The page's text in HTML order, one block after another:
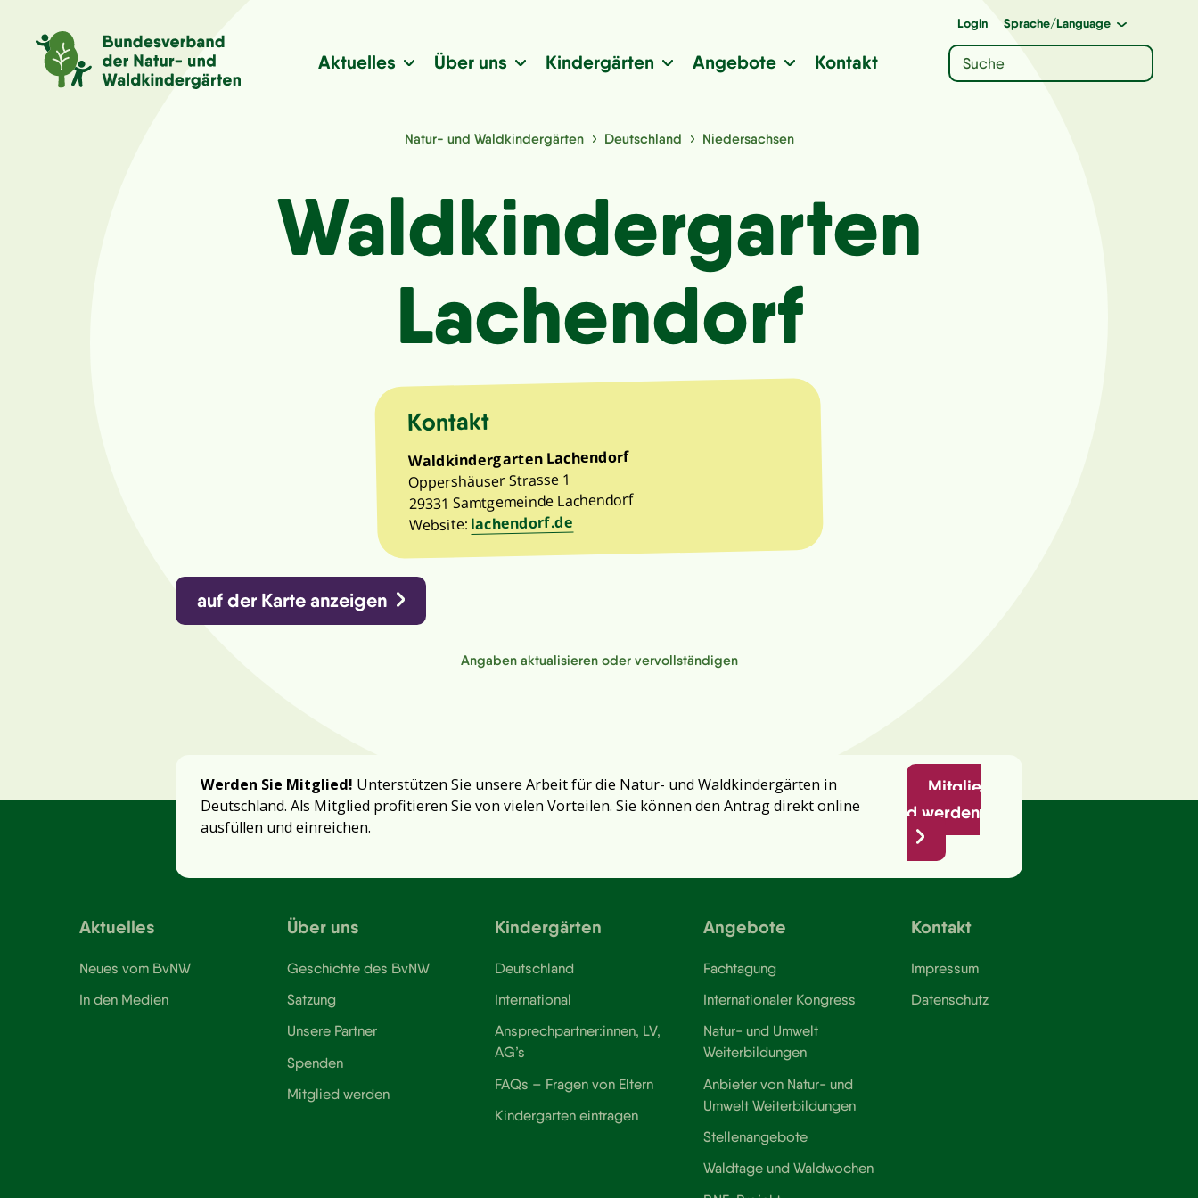
Login Sprache/Language
Aktuelles Über uns Kindergärten Angebote Kontakt
Natur- und Waldkindergärten Deutschland Niedersachsen
Waldkindergarten
Lachendorf
Kontakt
Waldkindergarten Lachendorf
Oppershäuser Strasse 1
29331 Samtgemeinde Lachendorf
Website: lachendorf.de
auf der Karte anzeigen
Angaben aktualisieren oder vervollständigen
Werden Sie Mitglied! Unterstützen Sie unsere Arbeit für die Natur- und Waldkindergärten in
Deutschland. Als Mitglied profitieren Sie von vielen Vorteilen. Sie können den Antrag direkt online
ausfüllen und einreichen.
Mitglie
d werden
Aktuelles
Neues vom BvNW
In den Medien
Über uns
Geschichte des BvNW
Satzung
Unsere Partner
Spenden
Mitglied werden
Kindergärten
Deutschland
International
Ansprechpartner:innen, LV,
AG’s
FAQs – Fragen von Eltern
Kindergarten eintragen
Angebote
Fachtagung
Internationaler Kongress
Natur- und Umwelt
Weiterbildungen
Anbieter von Natur- und
Umwelt Weiterbildungen
Stellenangebote
Waldtage und Waldwochen
Kontakt
Impressum
Datenschutz